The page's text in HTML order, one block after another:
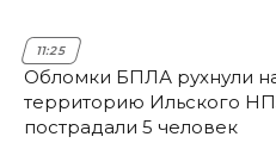
11:25
Обломки БПЛА рухнули
территорию Ильского НПЗ
пострадали 5 человек